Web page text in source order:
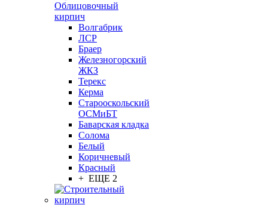
Облицовочный
кирпич
Волгабрик
ЛСР
Браер
Железногорский
ЖКЗ
Терекс
Керма
Старооскольский
ОСМиБТ
Баварская кладка
Солома
Белый
Коричневый
Красный
+ ЕЩЕ 2